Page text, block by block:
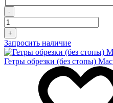
-
+
Запросить наличие
Гетры обрезки (без стопы)